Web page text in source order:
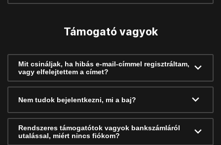
Támogató vagyok
Mit csináljak, ha hibás e-mail-címmel regisztráltam,
vagy elfelejtettem a címet?
Nem tudok bejelentkezni, mi a baj?
Rendszeres támogatótok vagyok bankszámláról
utalással, miért nincs fiókom?